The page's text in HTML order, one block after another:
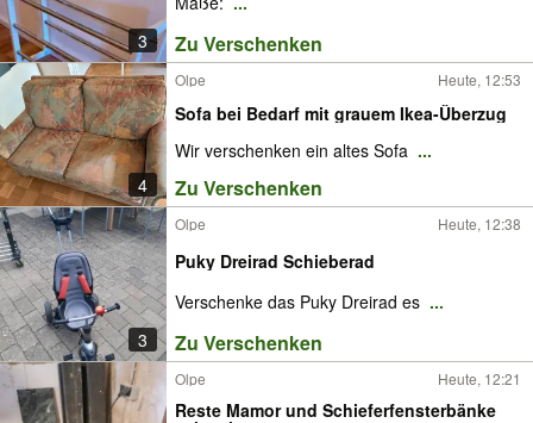
3 Zu Verschenken
4
Olpe Heute, 12:53
Sofa bei Bedarf mit grauem Ikea-Überzug
Wir verschenken ein altes Sofa ...
Zu Verschenken
3
Olpe Heute, 12:38
Puky Dreirad Schieberad
Verschenke das Puky Dreirad es ...
Zu Verschenken
Olpe Heute, 12:21
Reste Mamor und Schieferfensterbänke